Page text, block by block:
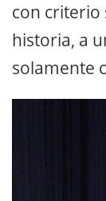
con criterio
historia, a
solamente